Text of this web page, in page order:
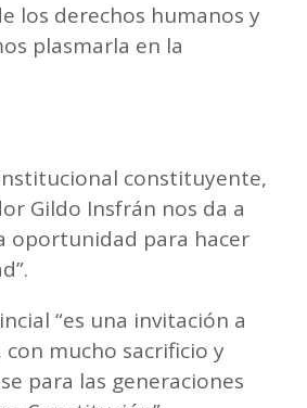
los derechos humanos y
plasmarla en la
constituyente,
Gildo Insfrán nos da a
oportunidad para hacer
“es una invitación a
mucho sacrificio y
para las generaciones